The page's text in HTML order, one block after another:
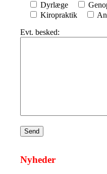
Dyrlæge
Kiropraktik
Evt. besked:
Nyheder